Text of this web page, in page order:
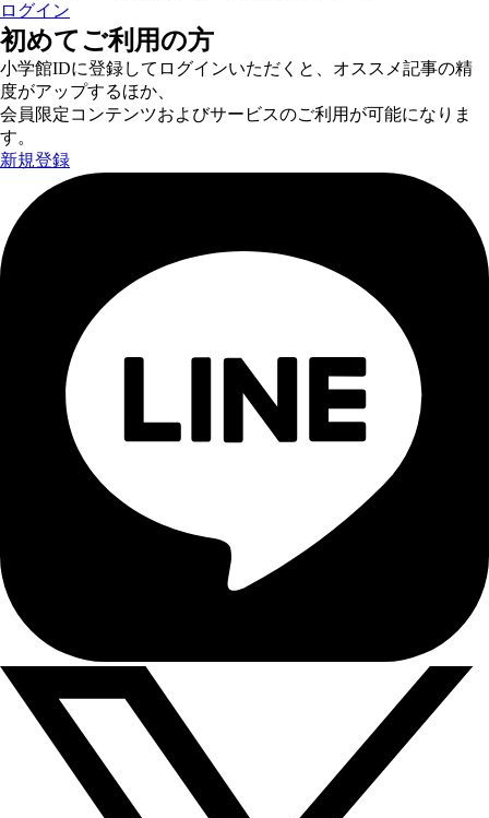
ログイン
初めてご利用の方
小学館IDに登録してログインいただくと、オススメ記事の精
度がアップするほか、
会員限定コンテンツおよびサービスのご利用が可能になりま
す。
新規登録